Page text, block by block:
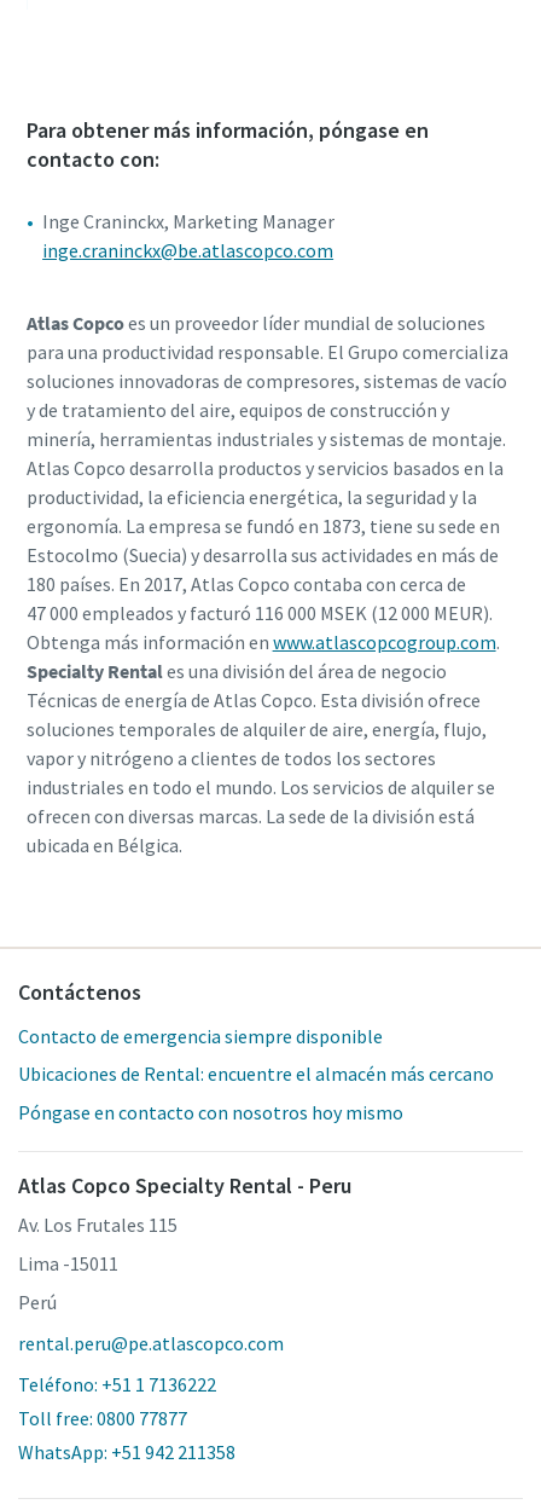
Para obtener más información, póngase en
contacto con:
Inge Craninckx, Marketing Manager
inge.craninckx@be.atlascopco.com
Atlas Copcoes un proveedor líder mundial de soluciones
para una productividad responsable. El Grupo comercializa
soluciones innovadoras de compresores, sistemas de vacío
y de tratamiento del aire, equipos de construcción y
minería, herramientas industriales y sistemas de montaje.
Atlas Copco desarrolla productos y servicios basados en la
productividad, la eficiencia energética, la seguridad y la
ergonomía. La empresa se fundó en 1873, tiene su sede en
Estocolmo (Suecia) y desarrolla sus actividades en más de
180 países. En 2017, Atlas Copco contaba con cerca de
47 000 empleados y facturó 116 000 MSEK (12 000 MEUR).
Obtenga más información en www.atlascopcogroup.com.
Specialty Rentales una división del área de negocio
Técnicas de energía de Atlas Copco. Esta división ofrece
soluciones temporales de alquiler de aire, energía, flujo,
vapor y nitrógeno a clientes de todos los sectores
industriales en todo el mundo. Los servicios de alquiler se
ofrecen con diversas marcas. La sede de la división está
ubicada en Bélgica.
Contáctenos
Contacto de emergencia siempre disponible
Ubicaciones de Rental: encuentre el almacén más cercano
Póngase en contacto con nosotros hoy mismo
Atlas Copco Specialty Rental - Peru
Av. Los Frutales 115
Lima -15011
Perú
rental.peru@pe.atlascopco.com
Teléfono: +51 1 7136222
Toll free: 0800 77877
WhatsApp: +51 942 211358